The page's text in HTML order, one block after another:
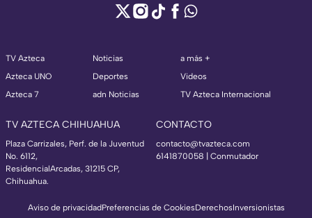
TV Azteca
Azteca UNO
Azteca 7
Noticias
Deportes
adn Noticias
a más +
Videos
TV Azteca Internacional
TV AZTECA CHIHUAHUA
Plaza Carrizales, Perf. de la Juventud
No. 6112,
ResidencialArcadas, 31215 CP,
Chihuahua.
CONTACTO
contacto@tvazteca.com
6141870058 | Conmutador
Aviso de privacidadPreferencias de CookiesDerechosInversionistas